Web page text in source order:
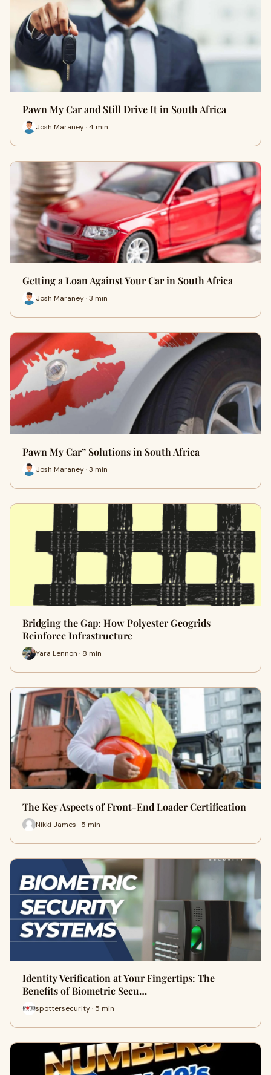
Pawn My Car and Still Drive It in South Africa
Josh Maraney · 4 min
Getting a Loan Against Your Car in South Africa
Josh Maraney · 3 min
Pawn My Car” Solutions in South Africa
Josh Maraney · 3 min
Bridging the Gap: How Polyester Geogrids
Reinforce Infrastructure
Yara Lennon · 8 min
The Key Aspects of Front-End Loader Certification
Nikki James · 5 min
Identity Verification at Your Fingertips: The
Benefits of Biometric Secu…
spottersecurity · 5 min